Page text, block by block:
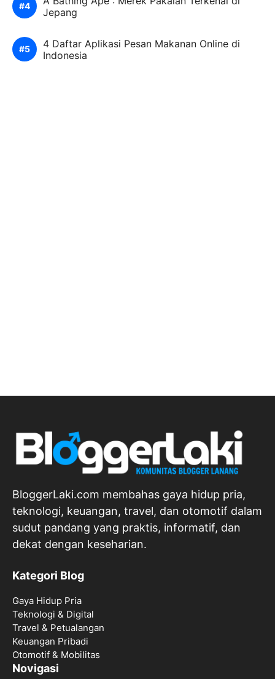
Jepang
4 Daftar Aplikasi Pesan Makanan Online di
Indonesia
BloggerLaki.com membahas gaya hidup pria,
teknologi, keuangan, travel, dan otomotif dalam
sudut pandang yang praktis, informatif, dan
dekat dengan keseharian.
Kategori Blog
Gaya Hidup Pria
Teknologi & Digital
Travel & Petualangan
Keuangan Pribadi
Otomotif & Mobilitas
Novigasi